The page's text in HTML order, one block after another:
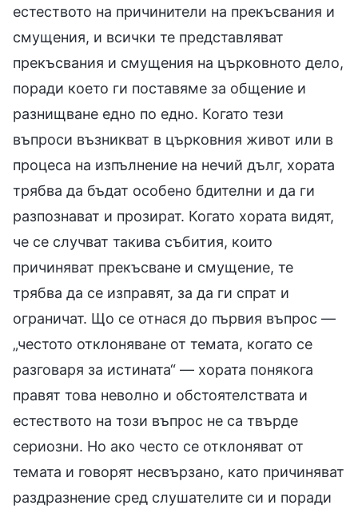
естеството на причинители на прекъсвания и
смущения, и всички те представляват
прекъсвания и смущения на църковното дело,
поради което ги поставяме за общение и
разнищване едно по едно. Когато тези
въпроси възникват в църковния живот или в
процеса на изпълнение на нечий дълг, хората
трябва да бъдат особено бдителни и да ги
разпознават и прозират. Когато хората видят,
че се случват такива събития, които
причиняват прекъсване и смущение, те
трябва да се изправят, за да ги спрат и
ограничат. Що се отнася до първия въпрос —
„честото отклоняване от темата, когато се
разговаря за истината“ — хората понякога
правят това неволно и обстоятелствата и
естеството на този въпрос не са твърде
сериозни. Но ако често се отклоняват от
темата и говорят несвързано, като причиняват
раздразнение сред слушателите си и поради